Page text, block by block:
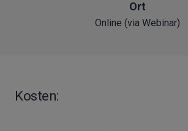
Ort
Online (via Webinar)
Kosten: